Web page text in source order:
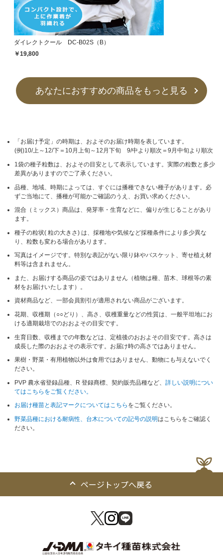
ダイレクトクール DC-B02S（B）
￥19,800
あなたにおすすめの商品をもっと見る
「お届け予定」の時期は、およそのお届け時期を表しています。
(例)10/上～12/下＝10月上旬～12月下旬 9/中より順次＝9月中旬より順次
1袋の種子粒数は、およその目安として表示しています。実際の粒数と多少
差異がありますのでご了承ください。
品種、地域、時期によっては、すぐには播種できない種子があります。必
ずご当地にて、播種が可能かご確認のうえ、お買い求めください。
混合（ミックス）商品は、発芽率・生育などに、偏りが生じることがあり
ます。
種子の粒状( 粒の大きさ) は、採種地や気候など採種条件により多少異な
り、粒数も変わる場合があります。
写真はイメージです。特別な表記がない限り鉢やバスケット、寄せ植え材
料等は含まれません。
また、お届けする商品の姿ではありません（植物は種、苗木、球根等の素
材をお届けいたします）。
資材商品など、一部会員割引が適用されない商品がございます。
花期、収穫期（○○どり）、高さ、収穫重量などの性質は、一般平坦地にお
ける適期栽培でのおおよその目安です。
生育日数、収穫までの年数などは、定植後のおおよその目安です。高さは
成長した際のおおよその表示です。お届け時の高さではありません。
果樹・野菜・有用植物以外は食用ではありません、動物にも与えないでく
ださい。
PVP 農水省登録品種、R 登録商標、契約販売品種など、詳しい説明につい
てはこちらをご覧ください。
お届け種苗と表記マークについてはこちら をご覧ください。
野菜品種における耐病性、台木についての記号の説明はこちらをご確認く
ださい。
ページトップへ戻る